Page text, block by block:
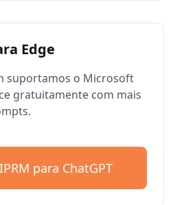
Edge
suportamos o Microsoft
gratuitamente com mais
para ChatGPT